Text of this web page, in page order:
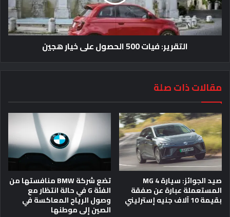
التقرير: فيات 500 الحصول على خيار هجين
مقالات ذات صلة
صيد الجوائز: سيارة MG 4
المستعملة عبارة عن صفقة
بقيمة 10 آلاف جنيه إسترليني
تضع شركة BMW منافستها من
الفئة G في حالة انتظار مع
وصول الرياح المعاكسة في
الصين إلى موطنها